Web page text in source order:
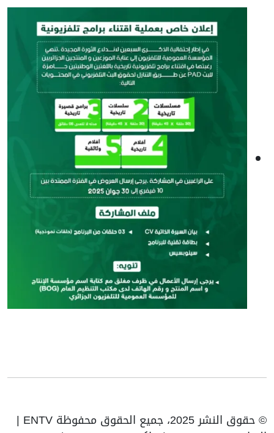
© حقوق النشر 2025، جميع الحقوق محفوظة ENTV |